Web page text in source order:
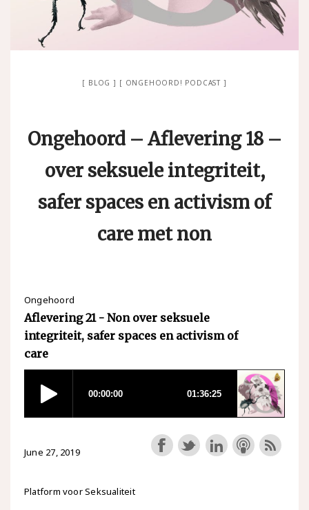
BLOG ONGEHOORD! PODCAST
Ongehoord – Aflevering 18 –
over seksuele integriteit,
safer spaces en activism of
care met non
Ongehoord
Aflevering 21 - Non over seksuele
integriteit, safer spaces en activism of
care
June 27, 2019
Platform voor Seksualiteit